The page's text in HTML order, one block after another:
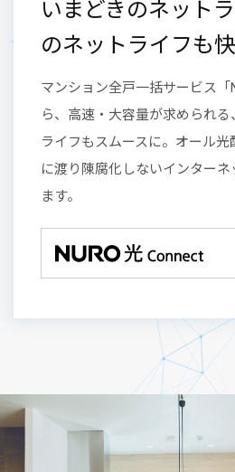
いまどきのネット
のネットライフも
マンション全戸一括サービス「
ら、高速・大容量が求められ
ライフもスムースに。オール
に渡り陳腐化しないインター
ます。